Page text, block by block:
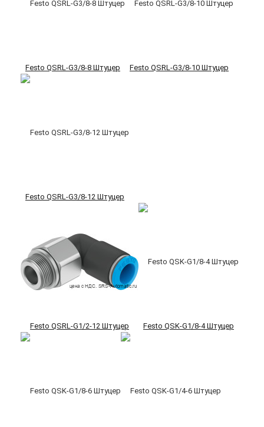
Festo QSRL-G3/8-8 Штуцер Festo QSRL-G3/8-10 Штуцер
Festo QSRL-G3/8-12 Штуцер
Festo QSRL-G1/2-12 Штуцер Festo QSK-G1/8-4 Штуцер